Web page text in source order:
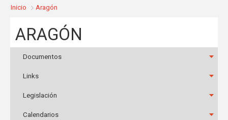
Inicio Aragón
ARAGÓN
Documentos
Links
Legislación
Calendarios